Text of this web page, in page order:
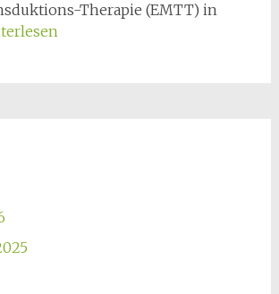
Therapie (EMTT) in